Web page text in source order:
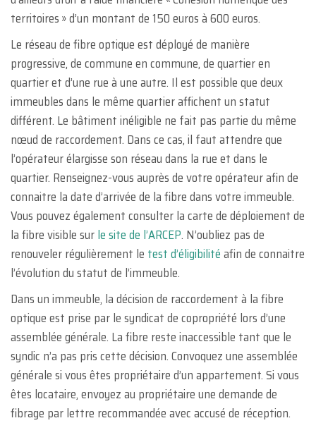
territoires » d’un montant de 150 euros à 600 euros.
Le réseau de fibre optique est déployé de manière
progressive, de commune en commune, de quartier en
quartier et d’une rue à une autre. Il est possible que deux
immeubles dans le même quartier affichent un statut
différent. Le bâtiment inéligible ne fait pas partie du même
nœud de raccordement. Dans ce cas, il faut attendre que
l’opérateur élargisse son réseau dans la rue et dans le
quartier. Renseignez-vous auprès de votre opérateur afin de
connaitre la date d’arrivée de la fibre dans votre immeuble.
Vous pouvez également consulter la carte de déploiement de
la fibre visible surle site de l’ARCEP. N’oubliez pas de
renouveler régulièrement le test d’éligibilitéafin de connaitre
l’évolution du statut de l’immeuble.
Dans un immeuble, la décision de raccordement à la fibre
optique est prise par le syndicat de copropriété lors d’une
assemblée générale. La fibre reste inaccessible tant que le
syndic n’a pas pris cette décision. Convoquez une assemblée
générale si vous êtes propriétaire d’un appartement. Si vous
êtes locataire, envoyez au propriétaire une demande de
fibrage par lettre recommandée avec accusé de réception.